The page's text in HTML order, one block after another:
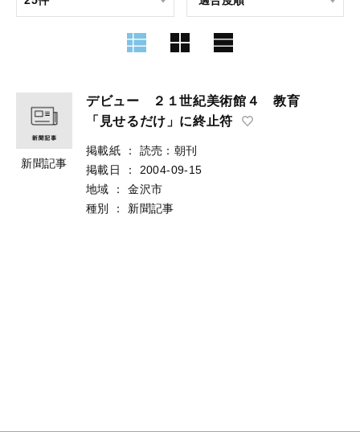
新聞記事
デビュー ２１世紀美術館４ 教育
「見せるだけ」に終止符
掲載紙 ：
読売：朝刊
掲載日
：
2004-09-15
地域
：
金沢市
種別
： 新聞記事